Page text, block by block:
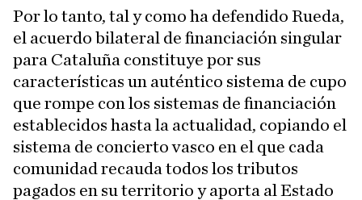
Por lo tanto, tal y como ha defendido Rueda,
el acuerdo bilateral de financiación singular
para Cataluña constituye por sus
características un auténtico sistema de cupo
que rompe con los sistemas de financiación
establecidos hasta la actualidad, copiando el
sistema de concierto vasco en el que cada
comunidad recauda todos los tributos
pagados en su territorio y aporta al Estado